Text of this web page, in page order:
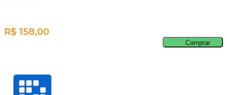
R$ 158,00
Comprar